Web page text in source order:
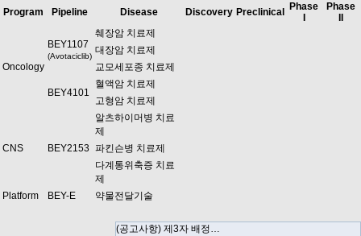
Program
Pipeline Disease Discovery Preclinical
Phase
Phase
Oncology
BEY1107
(Avotaciclib)
췌장암 치료제
대장암 치료제
교모세포종 치료제
BEY4101
혈액암 치료제
고형암 치료제
CNS BEY2153
알츠하이머병 치료
제
파킨슨병 치료제
다계통위축증 치료
제
Platform
BEY-E 약물전달기술
(공고사항) 제3자 배정…